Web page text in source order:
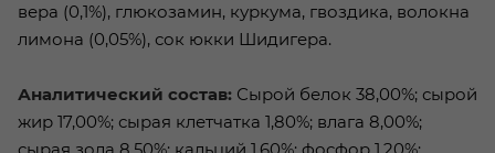
вера (0,1%), глюкозамин, куркума, гвоздика, волокна
лимона (0,05%), сок юкки Шидигера.
Аналитический состав: Сырой белок 38,00%; сырой
жир 17,00%; сырая клетчатка 1,80%; влага 8,00%;